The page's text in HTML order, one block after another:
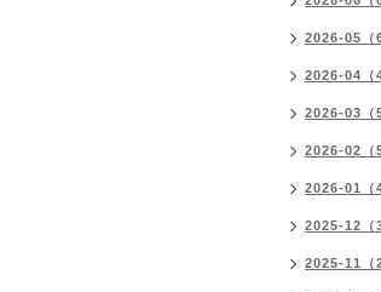
2026-05（6
2026-04（4
2026-03（5
2026-02（5
2026-01（4
2025-12（3
2025-11（2